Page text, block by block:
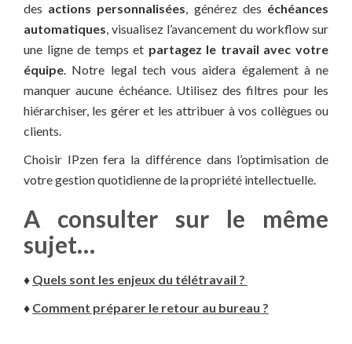
des actions personnalisées, générez des échéances
automatiques, visualisez l’avancement du workflow sur
une ligne de temps et partagez le travail avec votre
équipe. Notre legal tech vous aidera également à ne
manquer aucune échéance. Utilisez des filtres pour les
hiérarchiser, les gérer et les attribuer à vos collègues ou
clients.
Choisir IPzen fera la différence dans l’optimisation de
votre gestion quotidienne de la propriété intellectuelle.
A consulter sur le même
sujet…
♦ Quels sont les enjeux du télétravail ?
♦ Comment préparer le retour au bureau ?